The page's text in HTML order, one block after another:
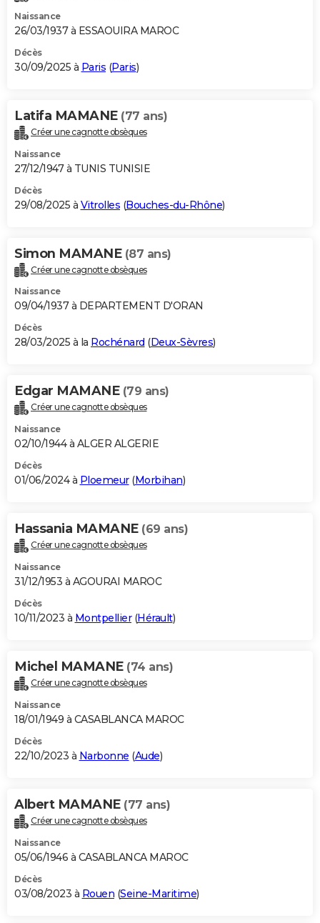
Naissance
26/03/1937 à ESSAOUIRA MAROC
Décès
30/09/2025 à Paris (Paris)
Latifa MAMANE (77 ans)
Créer une cagnotte obsèques
Naissance
27/12/1947 à TUNIS TUNISIE
Décès
29/08/2025 à Vitrolles (Bouches-du-Rhône)
Simon MAMANE (87 ans)
Créer une cagnotte obsèques
Naissance
09/04/1937 à DEPARTEMENT D'ORAN
Décès
28/03/2025 à la Rochénard (Deux-Sèvres)
Edgar MAMANE (79 ans)
Créer une cagnotte obsèques
Naissance
02/10/1944 à ALGER ALGERIE
Décès
01/06/2024 à Ploemeur(Morbihan)
Hassania MAMANE (69 ans)
Créer une cagnotte obsèques
Naissance
31/12/1953 à AGOURAI MAROC
Décès
10/11/2023 à Montpellier(Hérault)
Michel MAMANE (74 ans)
Créer une cagnotte obsèques
Naissance
18/01/1949 à CASABLANCA MAROC
Décès
22/10/2023 à Narbonne (Aude)
Albert MAMANE (77 ans)
Créer une cagnotte obsèques
Naissance
05/06/1946 à CASABLANCA MAROC
Décès
03/08/2023 à Rouen (Seine-Maritime)